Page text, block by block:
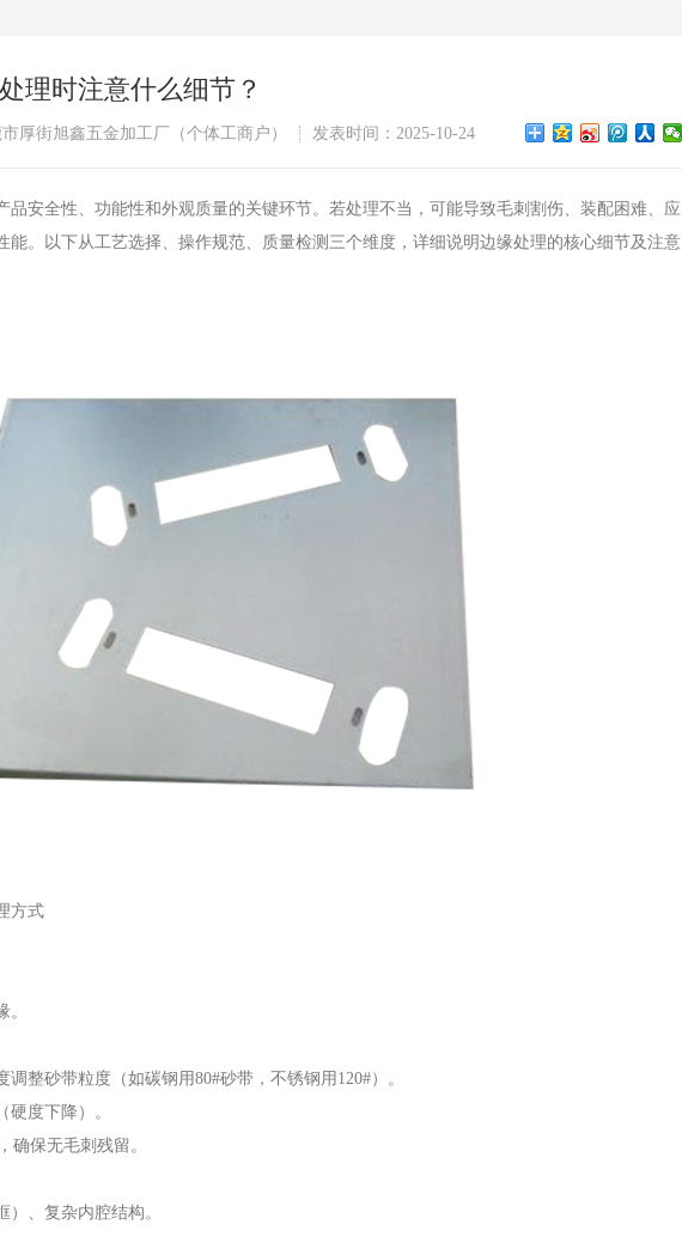
理时注意什么细节？
厚街旭鑫五金加工厂（个体工商户） 发表时间：2025-10-24
品安全性、功能性和外观质量的关键环节。若处理不当，可能导致毛刺割伤、装配困难、应
能。以下从工艺选择、操作规范、质量检测三个维度，详细说明边缘处理的核心细节及注意
方式
整砂带粒度（如碳钢用80#砂带，不锈钢用120#）。
度下降）。
确保无毛刺残留。
、复杂内腔结构。